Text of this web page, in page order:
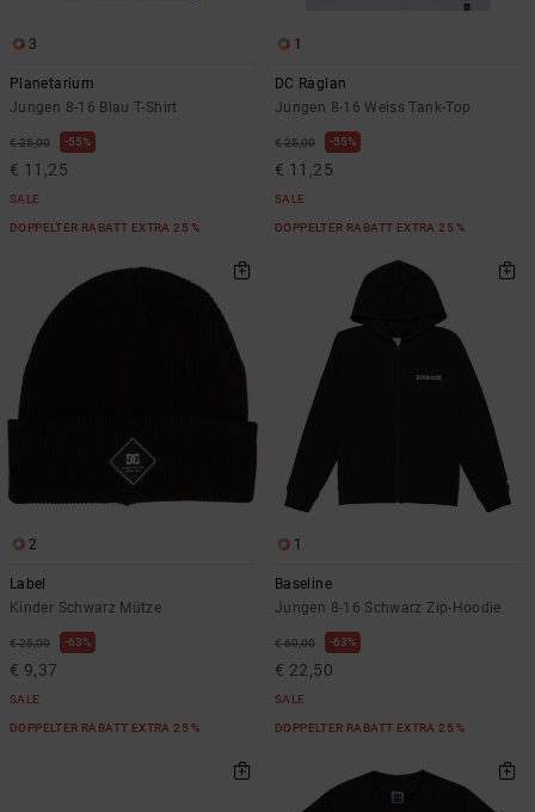
3
Planetarium
Jungen 8-16 Blau T-Shirt
€ 25,00 55%
€ 11,25
SALE
DOPPELTER RABATT EXTRA 25 %
1
DC Raglan
Jungen 8-16 Weiss Tank-Top
€ 25,00 55%
€ 11,25
SALE
DOPPELTER RABATT EXTRA 25 %
2
Label
Kinder Schwarz Mütze
€ 25,00 63%
€ 9,37
SALE
DOPPELTER RABATT EXTRA 25 %
1
Baseline
Jungen 8-16 Schwarz Zip-Hoodie
€ 60,00 63%
€ 22,50
SALE
DOPPELTER RABATT EXTRA 25 %